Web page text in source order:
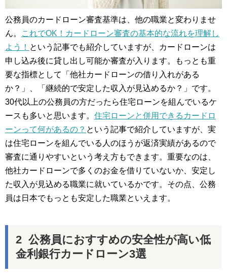
公務員のカードローン審査基準は、他の職業と変わりませ
ん。
これでOK！カードローン審査の基本的な流れを理解し
よう！ という記事でも紹介していますが、カードローンは
申し込み後に貸し出し可能か審査が入ります。もっとも重
要な指標として「他社カードローンの借り入れがある
か？」、「継続的で安定した収入が見込めるか？」です。
30代以上の公務員の方だったら住宅ローンを組んでいるケ
ースも多いと思います。 住宅ローンと併用できるカードロ
ーンって何があるの？ という記事で紹介していますが、実
は住宅ローンを組んでいる人のほうが返済実績があるので
審査に通りやすいという考え方もできます。重要なのは、
他社カードローンで多くのお金を借りていないか、安定し
た収入が見込める職業に就いているかです。その点、公務
員は日本でもっとも安定した職業といえます。
公務員におすすめの安全性が高い低
金利銀行カードローン3選